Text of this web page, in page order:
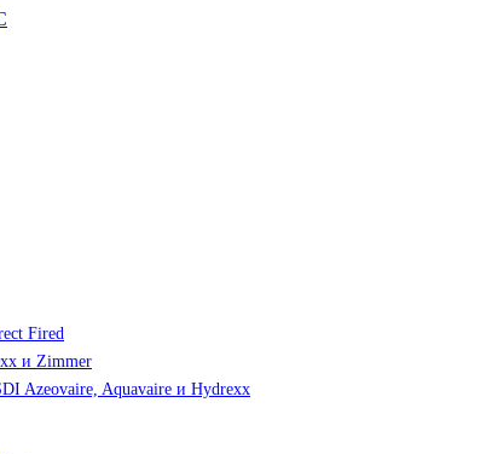
Fired
и Zimmer
Azeovaire, Aquavaire и Hydrexx